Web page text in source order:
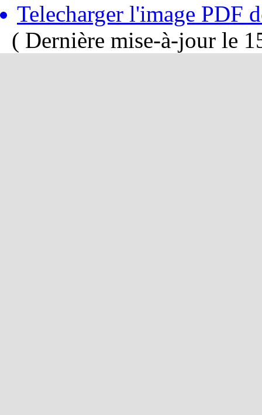
Telecharger l'image PDF
( Dernière mise-à-jour le